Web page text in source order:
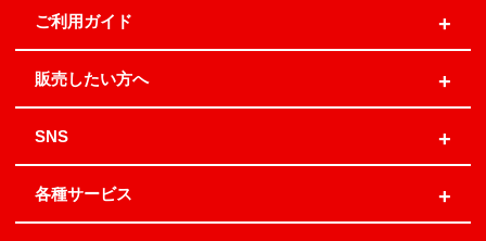
ご利用ガイド
販売したい方へ
SNS
各種サービス